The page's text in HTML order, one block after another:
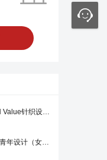
第十二届“濮院杯”PH Value针织设计师大赛
第26届“虎门杯”国际青年设计（女装）大赛